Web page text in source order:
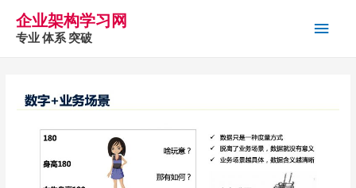
企业架构学习网
专业 体系 突破
主